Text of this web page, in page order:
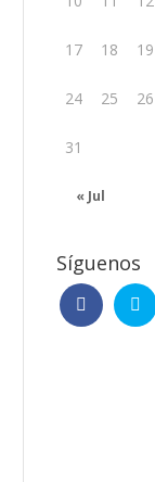
« Jul
17 18 19
24 25 26
31
Síguenos